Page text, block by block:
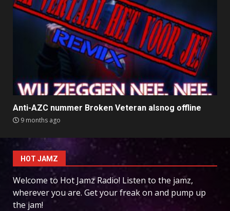
Anti-AZC nummer Broken Veteran alsnog offline
9 months ago
HOT JAMZ
Welcome to Hot Jamz Radio! Listen to the jamz,
wherever you are. Get your freak on and pump up
the jam!